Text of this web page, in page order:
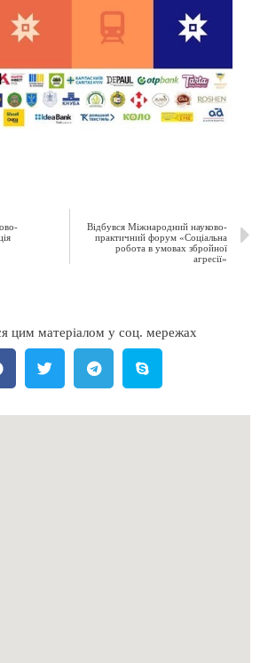
Відбувся Міжнародний науково-
практичний форум «Соціальна
робота в умовах збройної
агресії»
цим матеріалом у соц. мережах